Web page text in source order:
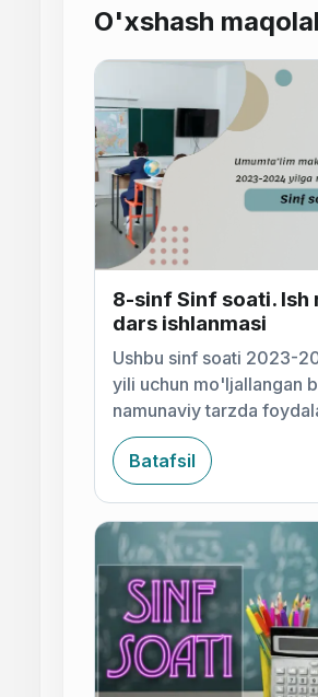
O'xshash
8-sinf Sinf soati. Ish
dars ishlanmasi
Ushbu sinf soati 2023-
yili uchun mo'ljallangan
namunaviy tarzda
ishlab chiqilgan.
mavzu rejasi va 2 ta
dars ishlanmasi rasmla
Batafsil